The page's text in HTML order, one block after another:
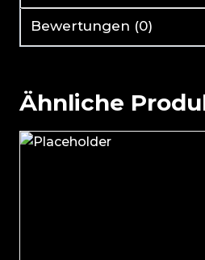
Bewertungen (0)
Ähnliche